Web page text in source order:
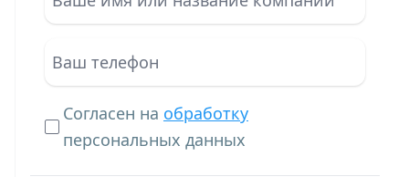
Согласен на обработку
персональных данных